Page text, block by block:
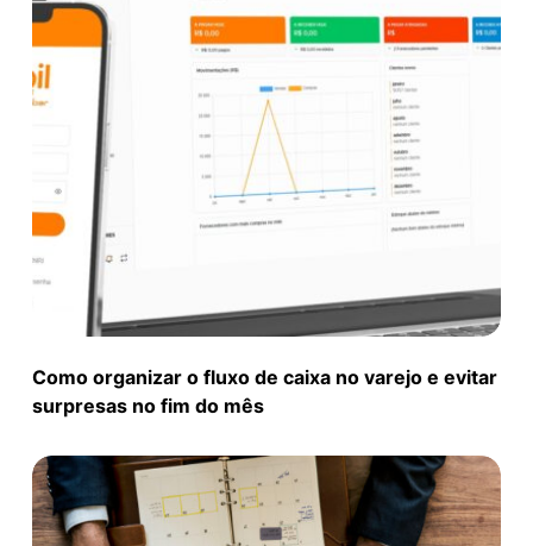
Como organizar o fluxo de caixa no varejo e evitar
surpresas no fim do mês